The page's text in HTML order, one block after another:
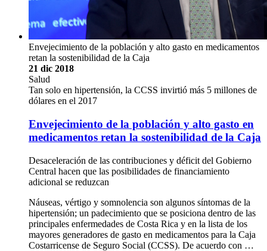
Envejecimiento de la población y alto gasto en medicamentos
retan la sostenibilidad de la Caja
21 dic 2018
Salud
Tan solo en hipertensión, la CCSS invirtió más 5 millones de
dólares en el 2017
Envejecimiento de la población y alto gasto en
medicamentos retan la sostenibilidad de la Caja
Desaceleración de las contribuciones y déficit del Gobierno
Central hacen que las posibilidades de financiamiento
adicional se reduzcan
Náuseas, vértigo y somnolencia son algunos síntomas de la
hipertensión; un padecimiento que se posiciona dentro de las
principales enfermedades de Costa Rica y en la lista de los
mayores generadores de gasto en medicamentos para la Caja
Costarricense de Seguro Social (CCSS). De acuerdo con …